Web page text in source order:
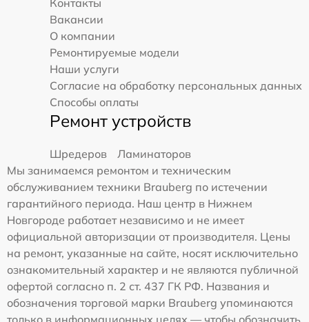
Вакансии
О компании
Ремонтируемые модели
Наши услуги
Согласие на обработку персональных данных
Способы оплаты
Ремонт устройств
Шредеров
Ламинаторов
Мы занимаемся ремонтом и техническим
обслуживанием техники Brauberg по истечении
гарантийного периода. Наш центр в Нижнем
Новгороде работает независимо и не имеет
официальной авторизации от производителя. Цены
на ремонт, указанные на сайте, носят исключительно
ознакомительный характер и не являются публичной
офертой согласно п. 2 ст. 437 ГК РФ. Названия и
обозначения торговой марки Brauberg упоминаются
только в информационных целях — чтобы обозначить